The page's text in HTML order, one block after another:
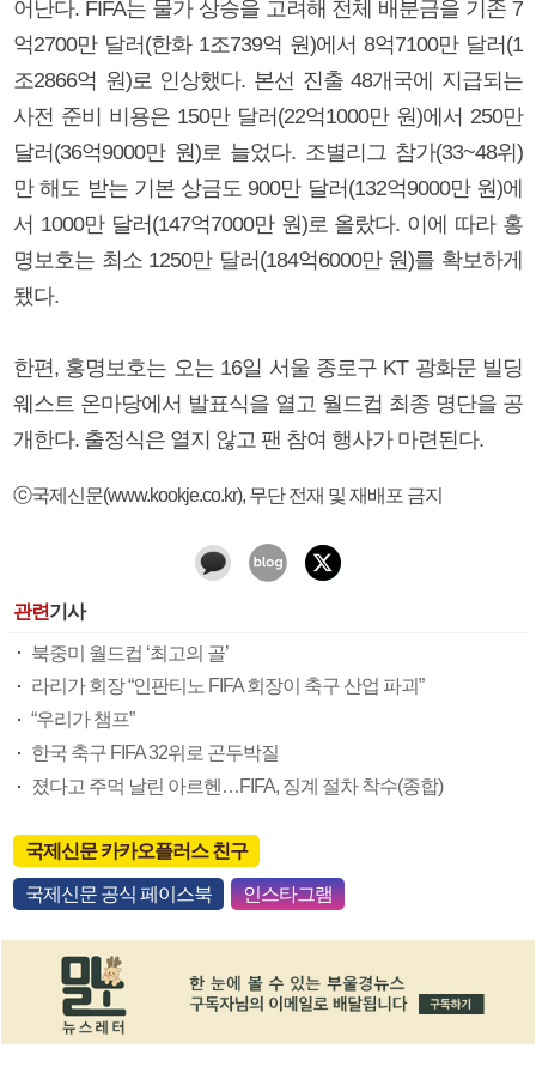
어난다. FIFA는 물가 상승을 고려해 전체 배분금을 기존 7
억2700만 달러(한화 1조739억 원)에서 8억7100만 달러(1
조2866억 원)로 인상했다. 본선 진출 48개국에 지급되는
사전 준비 비용은 150만 달러(22억1000만 원)에서 250만
달러(36억9000만 원)로 늘었다. 조별리그 참가(33~48위)
만 해도 받는 기본 상금도 900만 달러(132억9000만 원)에
서 1000만 달러(147억7000만 원)로 올랐다. 이에 따라 홍
명보호는 최소 1250만 달러(184억6000만 원)를 확보하게
됐다.
한편, 홍명보호는 오는 16일 서울 종로구 KT 광화문 빌딩
웨스트 온마당에서 발표식을 열고 월드컵 최종 명단을 공
개한다. 출정식은 열지 않고 팬 참여 행사가 마련된다.
ⓒ국제신문(www.kookje.co.kr), 무단 전재 및 재배포 금지
관련기사
북중미 월드컵 ‘최고의 골’
라리가 회장 “인판티노 FIFA 회장이 축구 산업 파괴”
“우리가 챔프”
한국 축구 FIFA 32위로 곤두박질
졌다고 주먹 날린 아르헨…FIFA, 징계 절차 착수(종합)
국제신문 카카오플러스 친구
국제신문 공식 페이스북 인스타그램